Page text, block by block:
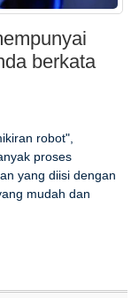
berkata
robot",
proses
yang diisi dengan
mudah dan